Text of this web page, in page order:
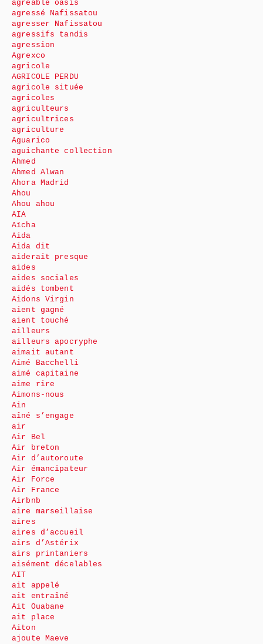
agréable oasis
agressé Nafissatou
agresser Nafissatou
agressifs tandis
agression
Agrexco
agricole
AGRICOLE PERDU
agricole située
agricoles
agriculteurs
agricultrices
agriculture
Aguarico
aguichante collection
Ahmed
Ahmed Alwan
Ahora Madrid
Ahou
Ahou ahou
AIA
Aïcha
Aida
Aida dit
aiderait presque
aides
aides sociales
aidés tombent
Aidons Virgin
aient gagné
aient touché
ailleurs
ailleurs apocryphe
aimait autant
Aimé Bacchelli
aimé capitaine
aime rire
Aimons-nous
Ain
aîné s’engage
air
Air Bel
Air breton
Air d’autoroute
Air émancipateur
Air Force
Air France
Airbnb
aire marseillaise
aires
aires d’accueil
airs d’Astérix
airs printaniers
aisément décelables
AIT
ait appelé
ait entraîné
Ait Ouabane
ait place
Aiton
ajoute Maeve